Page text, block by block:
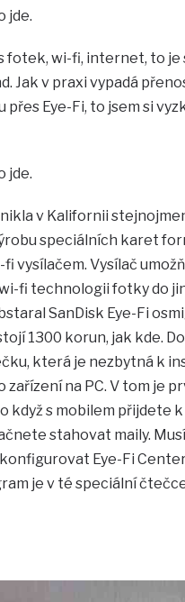
jde.
fotek, wi-fi, internet, to je
Jak v praxi vypadá
přes Eye-Fi, to jsem si
jde.
v Kalifornii
speciálních karet
vysílačem. Vysílač
fi technologii fotky do
SanDisk Eye-Fi
1300 korun, jak kde.
která je nezbytná k
zařízení na PC. V tom je
když s mobilem přijdete
stahovat maily.
Eye-Fi
je v té speciální